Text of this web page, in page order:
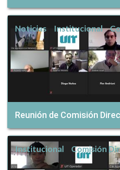
Noticias Institucional
Reunión de Comisión
Institucional Comisión